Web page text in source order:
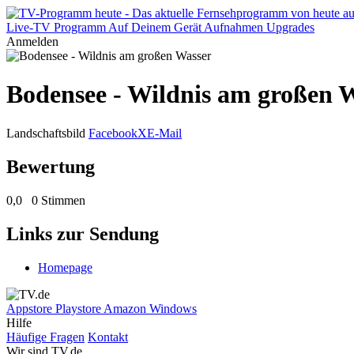
Live-TV Programm Auf Deinem Gerät Aufnahmen Upgrades
Anmelden
Bodensee - Wildnis am großen
Landschaftsbild FacebookXE-Mail
Bewertung
0,0 0 Stimmen
Links zur Sendung
Homepage
Appstore Playstore Amazon Windows
Hilfe
Häufige Fragen Kontakt
Wir sind TV.de